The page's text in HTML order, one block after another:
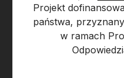
Projekt
państwa,
w ramach